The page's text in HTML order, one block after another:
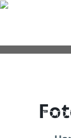
| IRIS